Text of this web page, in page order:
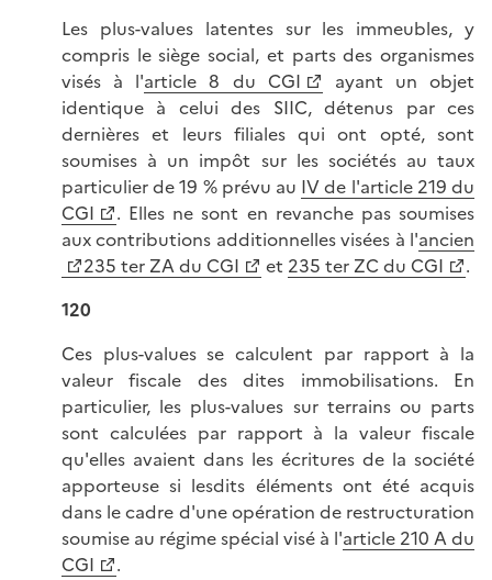
Les plus-values latentes sur les immeubles, y
compris le siège social, et parts des organismes
visés à l'article 8 du CGI
ayant un objet
identique à celui des SIIC, détenus par ces
dernières et leurs filiales qui ont opté, sont
soumises à un impôt sur les sociétés au taux
particulier de 19 % prévu au IV de l'article 219 du
CGI
. Elles ne sont en revanche pas soumises
aux contributions additionnelles visées à l'ancien
235 ter ZA du CGI
et 235 ter ZC du CGI
.
120
Ces plus-values se calculent par rapport à la
valeur fiscale des dites immobilisations. En
particulier, les plus-values sur terrains ou parts
sont calculées par rapport à la valeur fiscale
qu'elles avaient dans les écritures de la société
apporteuse si lesdits éléments ont été acquis
dans le cadre d'une opération de restructuration
soumise au régime spécial visé à l'article 210 A du
CGI
.